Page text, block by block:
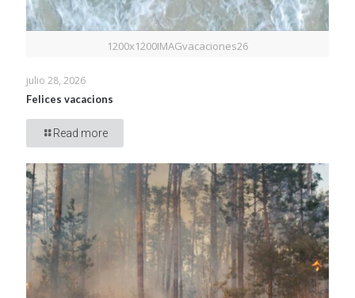
1200x1200IMAGvacaciones26
julio 28, 2026
Felices vacacions
Read more